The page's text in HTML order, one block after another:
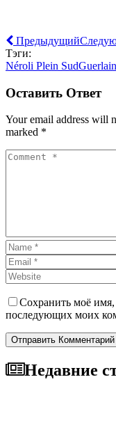
Предыдущий
Тэги:
Néroli Plein SudGuerlain
Оставить Ответ
Your email address will
marked *
Сохранить моё имя,
последующих моих
Отправить Комментарий
Недавние